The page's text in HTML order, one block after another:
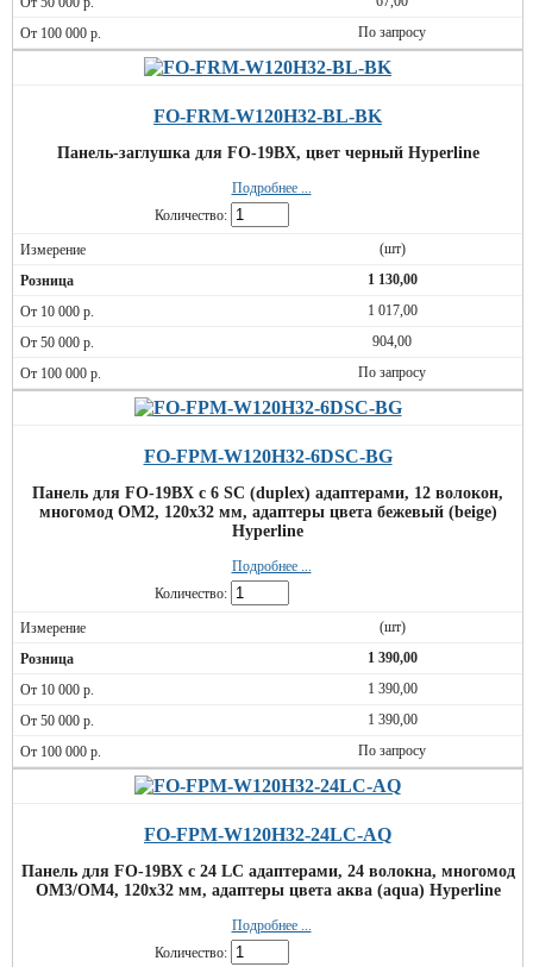
По запросу
FO-FRM-W120H32-BL-BK
Панель-заглушка для FO-19BX, цвет черный Hyperline
Подробнее ...
Количество:
(шт)
1 130,00
1 017,00
904,00
По запросу
FO-FPM-W120H32-6DSC-BG
Панель для FO-19BX с 6 SC (duplex) адаптерами, 12 волокон,
многомод OM2, 120x32 мм, адаптеры цвета бежевый (beige)
Hyperline
Подробнее ...
Количество:
(шт)
1 390,00
1 390,00
1 390,00
По запросу
FO-FPM-W120H32-24LC-AQ
Панель для FO-19BX с 24 LC адаптерами, 24 волокна, многомод
OM3/OM4, 120x32 мм, адаптеры цвета аква (aqua) Hyperline
Подробнее ...
Количество: